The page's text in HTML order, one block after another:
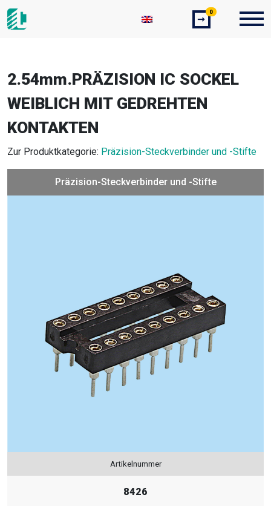
➞
0
2.54mm.PRÄZISION IC SOCKEL
WEIBLICH MIT GEDREHTEN
KONTAKTEN
Zur Produktkategorie: Präzision-Steckverbinder und -Stifte
Präzision-Steckverbinder und -Stifte
Artikelnummer
8426